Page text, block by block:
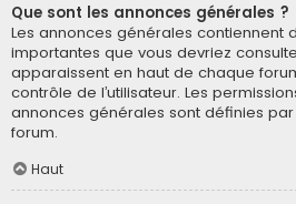
Que sont les annonces générales ?
Les annonces générales contiennent
importantes que vous devriez
apparaissent en haut de chaque
contrôle de l’utilisateur. Les
annonces générales sont définies
forum.
Haut